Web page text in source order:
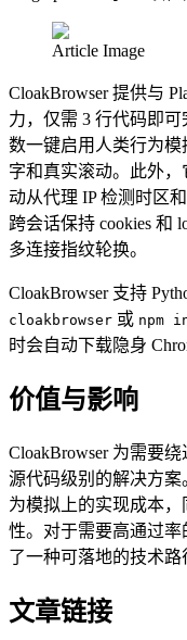
Article Image
CloakBrowser 提供与
力，仅需 3 行代码即
数一键启用人类行为
字和真实滚动。此外，
动从代理 IP 检测时区
跨会话保持 cookies 和
多连接指纹轮换。
CloakBrowser 支持
cloakbrowser 或 npm
时会自动下载隐身
价值与影响
CloakBrowser 为需要
源代码级别的解决方
为模拟上的实现成本
性。对于需要高通过率
了一种可落地的技术路
文章链接